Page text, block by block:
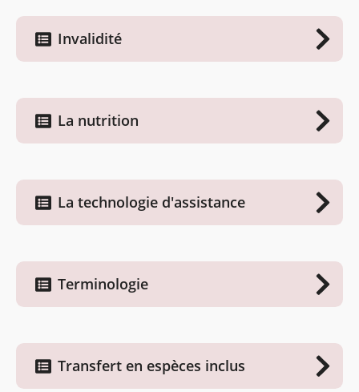
Invalidité
La nutrition
La technologie d'assistance
Terminologie
Transfert en espèces inclus